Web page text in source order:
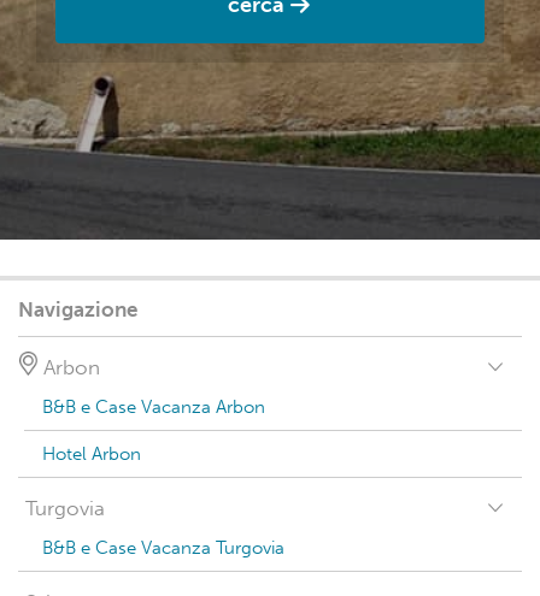
Navigazione
Arbon
B&B e Case Vacanza Arbon
Hotel Arbon
Turgovia
B&B e Case Vacanza Turgovia